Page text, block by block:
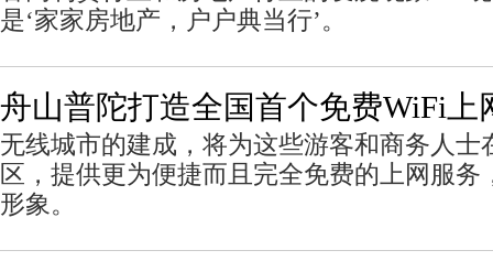
是‘家家房地产，户户典当行’。
舟山普陀打造全国首个免费WiFi上
无线城市的建成，将为这些游客和商务人士
区，提供更为便捷而且完全免费的上网服务
形象。